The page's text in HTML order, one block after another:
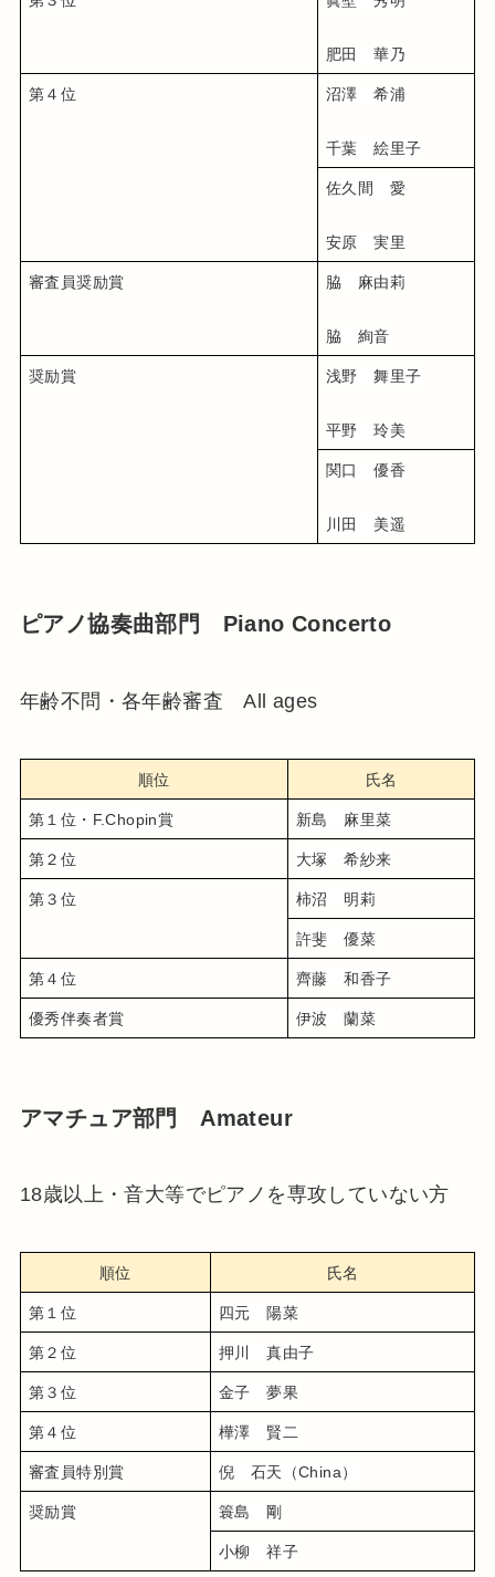
肥田　華乃
第４位 沼澤　希浦
千葉　絵里子
佐久間　愛
安原　実里
審査員奨励賞 脇　麻由莉
脇　絢音
奨励賞 浅野　舞里子
平野　玲美
関口　優香
川田　美遥
ピアノ協奏曲部門 Piano Concerto
年齢不問・各年齢審査 All ages
順位 氏名
第１位・F.Chopin賞 新島　麻里菜
第２位 大塚　希紗来
第３位 柿沼　明莉
許斐　優菜
第４位 齊藤　和香子
優秀伴奏者賞 伊波　蘭菜
アマチュア部門 Amateur
18歳以上・音大等でピアノを専攻していない方
順位 氏名
第１位 四元　陽菜
第２位 押川　真由子
第３位 金子　夢果
第４位 樺澤　賢二
審査員特別賞 倪　石天（China）
奨励賞 簑島　剛
小柳　祥子